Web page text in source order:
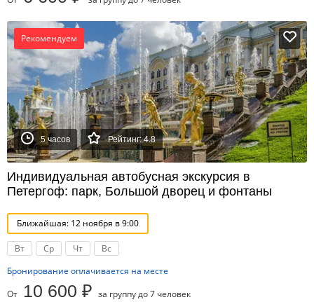
Рекомендуем
5 часов Рейтинг: 4.8
Индивидуальная автобусная экскурсия в
Петергоф: парк, Большой дворец и фонтаны
Ближайшая: 12 ноября в 9:00
Вт Ср Чт
Вс
Бронирование оплачивается на месте
От 10 600 ₽ за группу до 7 человек